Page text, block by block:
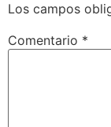
Los campos
Comentario *